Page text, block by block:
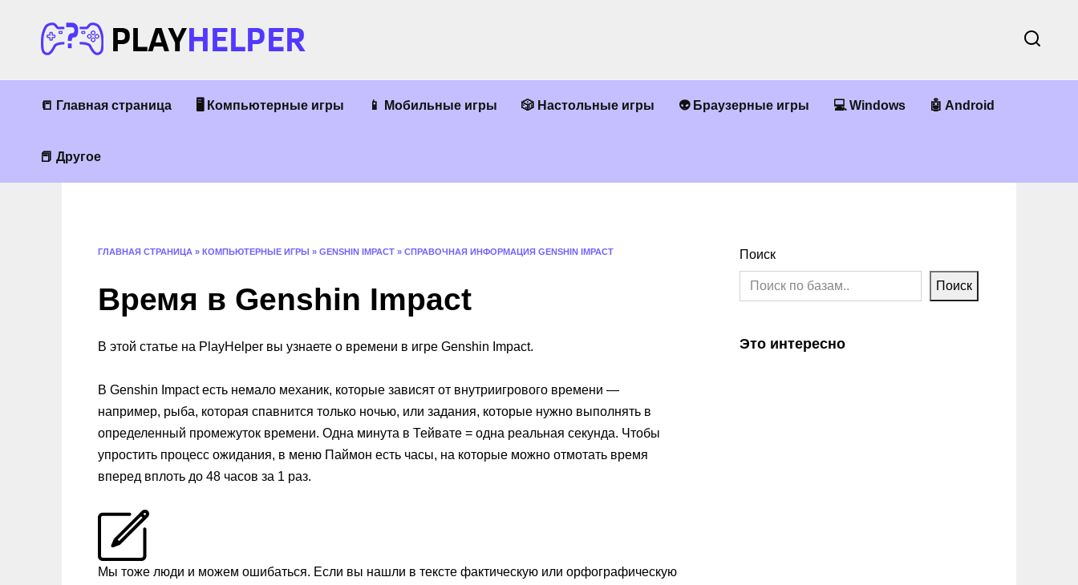
содержанию
📒 Главная страница 🖥 Компьютерные игры 📱 Мобильные игры 🎲 Настольные игры 👽 Браузерные игры 💻 Windows 🤖 Android
📕 Другое
ГЛАВНАЯ СТРАНИЦА » КОМПЬЮТЕРНЫЕ ИГРЫ » GENSHIN IMPACT » СПРАВОЧНАЯ ИНФОРМАЦИЯ GENSHIN IMPACT
Время в Genshin Impact
В этой статье на PlayHelper вы узнаете о времени в игре Genshin Impact.
В Genshin Impact есть немало механик, которые зависят от внутриигрового времени —
например, рыба, которая спавнится только ночью, или задания, которые нужно выполнять в
определенный промежуток времени. Одна минута в Тейвате = одна реальная секунда. Чтобы
упростить процесс ожидания, в меню Паймон есть часы, на которые можно отмотать время
вперед вплоть до 48 часов за 1 раз.
Мы тоже люди и можем ошибаться. Если вы нашли в тексте фактическую или орфографическую
Поиск
Поиск
Это интересно